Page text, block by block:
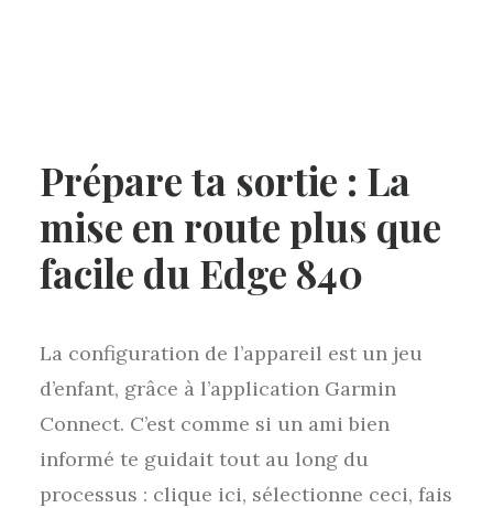
Prépare ta sortie : La
mise en route plus que
facile du Edge 840
La configuration de l’appareil est un jeu
d’enfant, grâce à l’application Garmin
Connect. C’est comme si un ami bien
informé te guidait tout au long du
processus : clique ici, sélectionne ceci, fais